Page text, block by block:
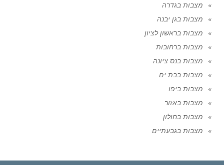
מצבות בגדרה
מצבות בגן יבנה
מצבות בראשון לציון
מצבות ברחובות
מצבות בנס ציונה
מצבות בבת ים
מצבות ביפו
מצבות באזור
מצבות בחולון
מצבות בגבעתיים